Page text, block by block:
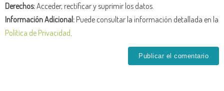
Derechos:Acceder, rectificar y suprimir los datos.
Información Adicional:Puede consultar la información detallada en la
Política de Privacidad.